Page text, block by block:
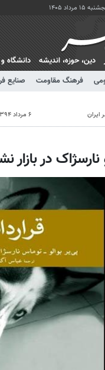
۱۵ مرداد ۱۴۰۵
فرهنگ مقاومت صنایع
دين، حوزه، انديشه دانشگاه
ایران ۶ مرداد ۱۳۹۴، ۱۱:۱۹
نارسژاک در